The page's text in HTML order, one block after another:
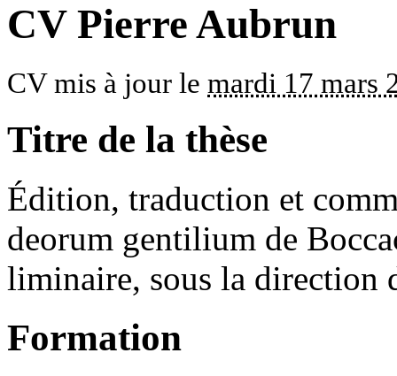
CV Pierre Aubrun
CV mis à jour le mardi 17 mars
Titre de la thèse
Édition, traduction et
deorum gentilium de
liminaire, sous la direction
Formation